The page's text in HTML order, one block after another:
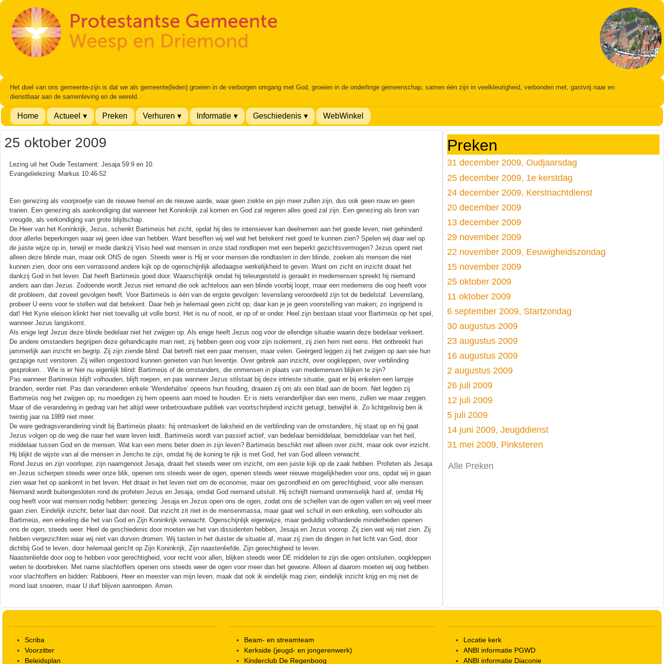
Het doel van ons gemeente-zijn is dat we als gemeente(leden) groeien in de verborgen omgang met God, groeien in de onderlinge gemeenschap, samen één zijn in veelkleurigheid, verbonden met, gastvrij naar en
dienstbaar aan de samenleving en de wereld.
Home Actueel Preken Verhuren Informatie Geschiedenis WebWinkel
25 oktober 2009
Lezing uit het Oude Testament: Jesaja 59:9 en 10.
Evangelielezing: Markus 10:46-52
Een genezing als voorproefje van de nieuwe hemel en de nieuwe aarde, waar geen ziekte en pijn meer zullen zijn, dus ook geen rouw en geen
tranen. Een genezing als aankondiging dat wanneer het Koninkrijk zal komen en God zal regeren alles goed zal zijn. Een genezing als bron van
vreugde, als verkondiging van grote blijdschap.
De Heer van het Koninkrijk, Jezus, schenkt Bartimeüs het zicht, opdat hij des te intensiever kan deelnemen aan het goede leven, niet gehinderd
door allerlei beperkingen waar wij geen idee van hebben. Want beseffen wij wel wat het betekent niet goed te kunnen zien? Spelen wij daar wel op
de juiste wijze op in, terwijl er mede dankzij Visio heel wat mensen in onze stad rondlopen met een beperkt gezichtsvermogen? Jezus opent niet
alleen deze blinde man, maar ook ONS de ogen. Steeds weer is Hij er voor mensen die rondtasten in den blinde, zoeken als mensen die niet
kunnen zien, door ons een verrassend andere kijk op de ogenschijnlijk alledaagse werkelijkheid te geven. Want om zicht en inzicht draait het
dankzij God in het leven. Dat heeft Bartimeüs goed door. Waarschijnlijk omdat hij teleurgesteld is geraakt in medemensen spreekt hij niemand
anders aan dan Jezus. Zodoende wordt Jezus niet iemand die ook achteloos aan een blinde voorbij loopt, maar een medemens die oog heeft voor
dit probleem, dat zoveel gevolgen heeft. Voor Bartimeüs is één van de ergste gevolgen: levenslang veroordeeld zijn tot de bedelstaf. Levenslang,
probeer U eens voor te stellen wat dat betekent. Daar heb je helemaal geen zicht op; daar kan je je geen voorstelling van maken; zo ingrijpend is
dat! Het Kyrie eleison klinkt hier niet toevallig uit volle borst. Het is nu of nooit, er op of er onder. Heel zijn bestaan staat voor Bartimeüs op het spel,
wanneer Jezus langskomt.
Als enige legt Jezus deze blinde bedelaar niet het zwijgen op. Als enige heeft Jezus oog voor de ellendige situatie waarin deze bedelaar verkeert.
De andere omstanders begrijpen deze gehandicapte man niet; zij hebben geen oog voor zijn isolement, zij zien hem niet eens. Het ontbreekt hun
jammerlijk aan inzicht en begrip. Zij zijn ziende blind. Dat betreft niet een paar mensen, maar velen. Geërgerd leggen zij het zwijgen op aan wie hun
gezapige rust verstoren. Zij willen ongestoord kunnen genieten van hun leventje. Over gebrek aan inzicht, over oogkleppen, over verblinding
gesproken… Wie is er hier nu eigenlijk blind: Bartimeüs of de omstanders, die onmensen in plaats van medemensen blijken te zijn?
Pas wanneer Bartimeüs blijft volhouden, blijft roepen, en pas wanneer Jezus stilstaat bij deze intrieste situatie, gaat er bij enkelen een lampje
branden, eerder niet. Pas dan veranderen enkele ‘Wendehälse’ opeens hun houding, draaien zij om als een blad aan de boom. Net legden zij
Bartimeüs nog het zwijgen op; nu moedigen zij hem opeens aan moed te houden. Er is niets veranderlijker dan een mens, zullen we maar zeggen.
Maar of die verandering in gedrag van het altijd weer onbetrouwbare publiek van voortschrijdend inzicht getuigt, betwijfel ik. Zo lichtgelovig ben ik
twintig jaar na 1989 niet meer.
De ware gedragsverandering vindt bij Bartimeüs plaats: hij ontmaskert de laksheid en de verblinding van de omstanders, hij staat op en hij gaat
Jezus volgen op de weg die naar het ware leven leidt. Bartimeüs wordt van passief actief, van bedelaar bemiddelaar, bemiddelaar van het heil,
middelaar tussen God en de mensen. Wat kan een mens beter doen in zijn leven? Bartimeüs beschikt niet alleen over zicht, maar ook over inzicht.
Hij blijkt de wijste van al die mensen in Jericho te zijn, omdat hij de koning te rijk is met God, het van God alleen verwacht.
Rond Jezus en zijn voorloper, zijn naamgenoot Jesaja, draait het steeds weer om inzicht, om een juiste kijk op de zaak hebben. Profeten als Jesaja
en Jezus scherpen steeds weer onze blik, openen ons steeds weer de ogen, openen steeds weer nieuwe mogelijkheden voor ons, opdat wij in gaan
zien waar het op aankomt in het leven. Het draait in het leven niet om de economie, maar om gezondheid en om gerechtigheid, voor alle mensen.
Niemand wordt buitengesloten rond de profeten Jezus en Jesaja, omdat God niemand uitsluit. Hij schrijft niemand onmenselijk hard af, omdat Hij
oog heeft voor wat mensen nodig hebben: genezing. Jesaja en Jezus open ons de ogen, zodat ons de schellen van de ogen vallen en wij veel meer
gaan zien. Eindelijk inzicht; beter laat dan nooit. Dat inzicht zit niet in de mensenmassa, maar gaat wel schuil in een enkeling, een volhouder als
Bartimeüs, een enkeling die het van God en Zijn Koninkrijk verwacht. Ogenschijnlijk eigenwijze, maar geduldig volhardende minderheden openen
ons de ogen, steeds weer. Heel de geschiedenis door moeten we het van dissidenten hebben, Jesaja en Jezus voorop. Zij zien wat wij niet zien. Zij
hebben vergezichten waar wij niet van durven dromen. Wij tasten in het duister de situatie af, maar zij zien de dingen in het licht van God, door
dichtbij God te leven, door helemaal gericht op Zijn Koninkrijk, Zijn naastenliefde, Zijn gerechtigheid te leven.
Naastenliefde door oog te hebben voor gerechtigheid, voor recht voor allen, blijken steeds weer DE middelen te zijn die ogen ontsluiten, oogkleppen
weten te doorbreken. Met name slachtoffers openen ons steeds weer de ogen voor meer dan het gewone. Alleen al daarom moeten wij oog hebben
voor slachtoffers en bidden: Rabboeni, Heer en meester van mijn leven, maak dat ook ik eindelijk mag zien; eindelijk inzicht krijg en mij niet de
mond laat snoeren, maar U durf blijven aanroepen. Amen.
Preken
31 december 2009, Oudjaarsdag
25 december 2009, 1e kerstdag
24 december 2009, Kerstnachtdienst
20 december 2009
13 december 2009
29 november 2009
22 november 2009, Eeuwigheidszondag
15 november 2009
25 oktober 2009
11 oktober 2009
6 september 2009, Startzondag
30 augustus 2009
23 augustus 2009
16 augustus 2009
2 augustus 2009
26 juli 2009
12 juli 2009
5 juli 2009
14 juni 2009, Jeugddienst
31 mei 2009, Pinksteren
Alle Preken
Scriba
Voorzitter
Beleidsplan
Beam- en streamteam
Kerkside (jeugd- en jongerenwerk)
Kinderclub De Regenboog
Locatie kerk
ANBI informatie PGWD
ANBI informatie Diaconie